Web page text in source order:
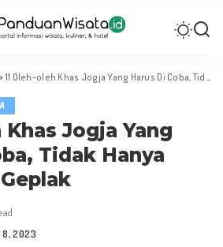
11 Oleh-oleh Khas Jogja Yang Harus Di Coba, Tidak Hanya Bakpia dan Geplak
Khas Jogja Yang
Tidak Hanya
2023